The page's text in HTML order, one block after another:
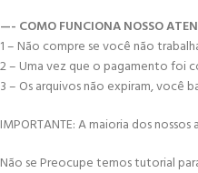
—- COMO FUNCIONA NOSSO
1 – Não compre se você não
2 – Uma vez que o pagamento foi
3 – Os arquivos não expiram, você
IMPORTANTE: A maioria dos
Não se Preocupe temos tutorial